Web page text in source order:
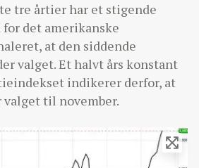
tre årtier har et stigende
det amerikanske
at den siddende
valget. Et halvt års konstant
indikerer derfor, at
til november.